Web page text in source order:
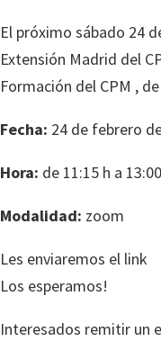
El próximo sábado 24
Extensión Madrid del
Formación del CPM ,
Fecha: 24 de febrero
Hora: de 11:15 h a
Modalidad: zoom
Les enviaremos el link
Los esperamos!
Interesados remitir un